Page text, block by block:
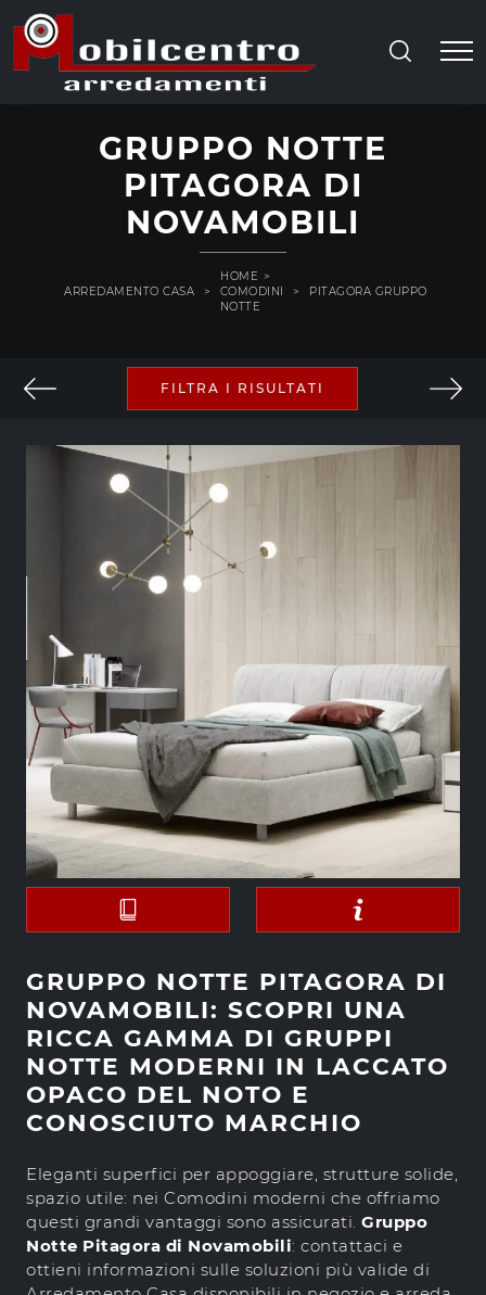
GRUPPO NOTTE
PITAGORA DI
NOVAMOBILI
HOME >
ARREDAMENTO CASA
> COMODINI >
PITAGORA GRUPPO
NOTTE
FILTRA I RISULTATI
GRUPPO NOTTE PITAGORA DI
NOVAMOBILI: SCOPRI UNA
RICCA GAMMA DI GRUPPI
NOTTE MODERNI IN LACCATO
OPACO DEL NOTO E
CONOSCIUTO MARCHIO
Eleganti superfici per appoggiare, strutture solide,
spazio utile: nei Comodini moderni che offriamo
questi grandi vantaggi sono assicurati. Gruppo
Notte Pitagora di Novamobili: contattaci e
ottieni informazioni sulle soluzioni più valide di